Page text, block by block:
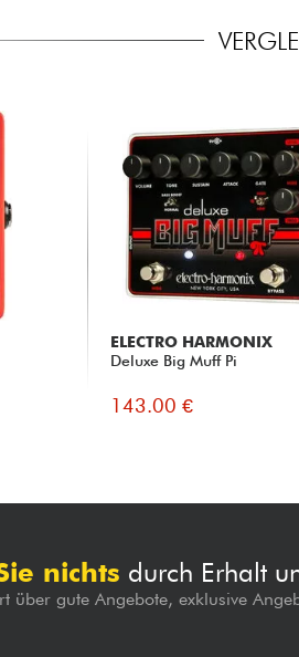
ELECTRO HARMONIX
Deluxe Big Muff Pi
143.00 €
nichts durch Erhalt
über gute Angebote, exklusive